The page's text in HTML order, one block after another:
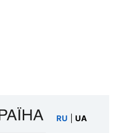
RU UA